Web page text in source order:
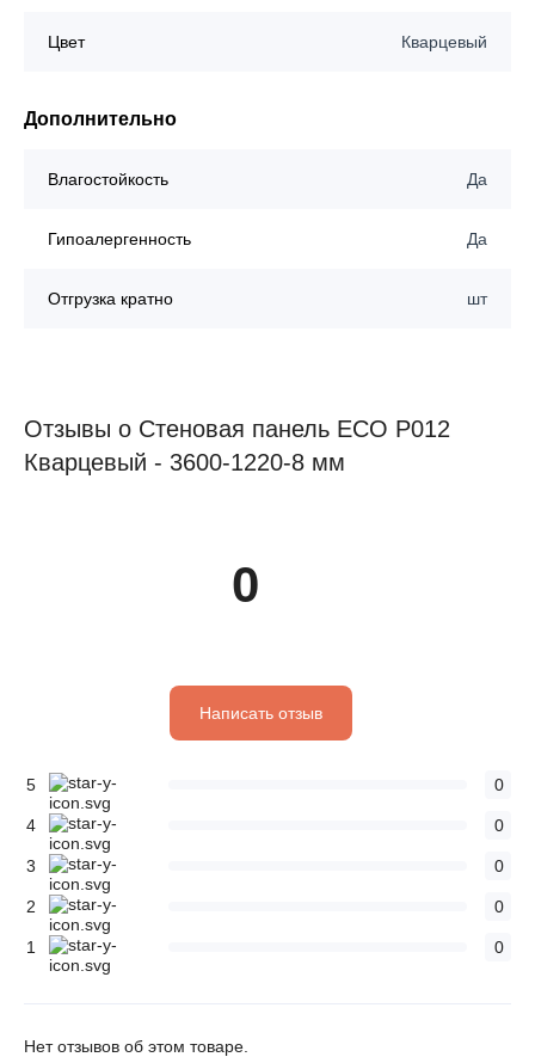
Цвет Кварцевый
Дополнительно
Влагостойкость Да
Гипоалергенность Да
Отгрузка кратно шт
Отзывы о Стеновая панель ECO P012
Кварцевый - 3600-1220-8 мм
0
Написать отзыв
5 0
4 0
3 0
2 0
1 0
Нет отзывов об этом товаре.